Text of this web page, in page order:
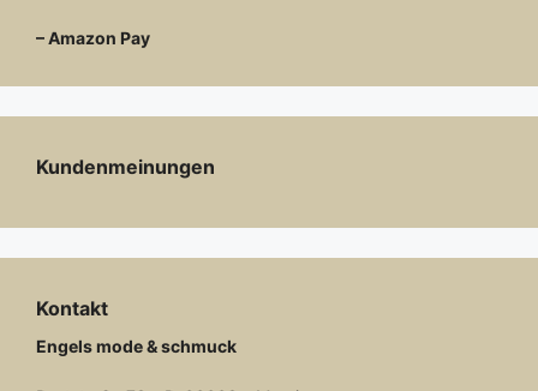
– Amazon Pay
Kundenmeinungen
Kontakt
Engels mode & schmuck